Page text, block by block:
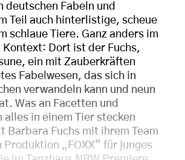
deutschen Fabeln und
Teil auch hinterlistige, scheue
schlaue Tiere. Ganz anders im
Kontext: Dort ist der Fuchs,
ein mit Zauberkräften
Fabelwesen, das sich in
verwandeln kann und neun
Was an Facetten und
alles in einem Tier stecken
Barbara Fuchs mit ihrem Team
Produktion „FOXX“ für junges